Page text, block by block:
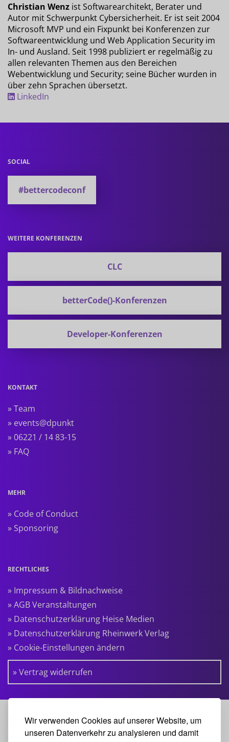
Wir verwenden Cookies auf unserer Website, um
unseren Datenverkehr zu analysieren und damit
Christian Wenz ist Softwarearchitekt, Berater und
Autor mit Schwerpunkt Cybersicherheit. Er ist seit 2004
Microsoft MVP und ein Fixpunkt bei Konferenzen zur
Softwareentwicklung und Web Application Security im
In- und Ausland. Seit 1998 publiziert er regelmäßig zu
allen relevanten Themen aus den Bereichen
Webentwicklung und Security; seine Bücher wurden in
über zehn Sprachen übersetzt.
LinkedIn
SOCIAL
#bettercodeconf
WEITERE KONFERENZEN
CLC
betterCode()-Konferenzen
Developer-Konferenzen
KONTAKT
» Team
» events@dpunkt
» 06221 / 14 83-15
» FAQ
MEHR
» Code of Conduct
» Sponsoring
RECHTLICHES
» Impressum & Bildnachweise
» AGB Veranstaltungen
» Datenschutzerklärung Heise Medien
» Datenschutzerklärung Rheinwerk Verlag
» Cookie-Einstellungen ändern
» Vertrag widerrufen
KOOPERATIONSPARTNER: